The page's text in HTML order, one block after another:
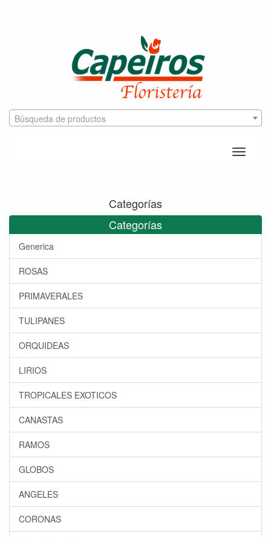
Búsqueda de productos
Toggle
Categorías
Categorías
Generica
ROSAS
PRIMAVERALES
TULIPANES
ORQUIDEAS
LIRIOS
TROPICALES EXOTICOS
CANASTAS
RAMOS
GLOBOS
ANGELES
CORONAS